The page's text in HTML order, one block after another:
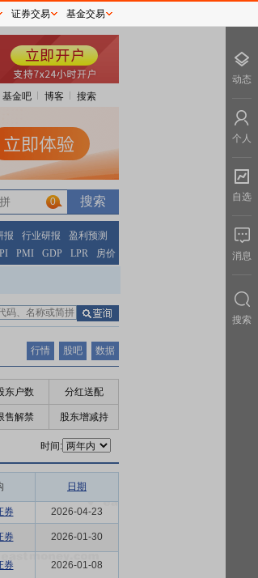
基金吧 博客 搜索
0
报 行业研报
盈利预测
PMI GDP LPR 房价
行情 股吧 数据
东户数 分红送配
售解禁 股东增减持
时间:
日期
券 2026-04-23
券 2026-01-30
券 2026-01-08
证券交易 基金交易
动态
个人
自选
消息
搜索